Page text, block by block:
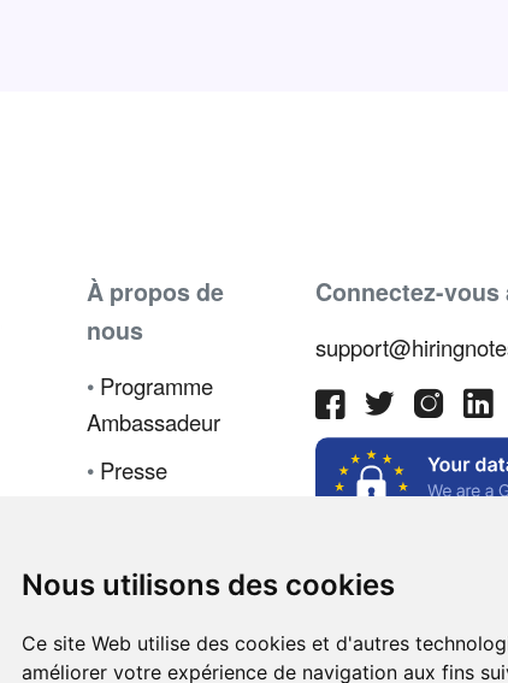
Nous utilisons des cookies
Ce site Web utilise des cookies et d'autres
améliorer votre expérience de navigation aux fins
À propos de
nous
• Programme
Ambassadeur
• Presse
• Code de
déontologie
Connectez-vous